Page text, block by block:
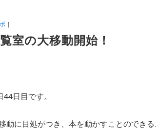
］
室の大移動開始！
日目です。
動に目処がつき、本を動かすことのでき